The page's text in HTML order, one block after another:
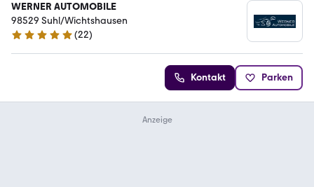
WERNER AUTOMOBILE
98529 Suhl/Wichtshausen
5 Sterne
(22)
Kontakt Parken